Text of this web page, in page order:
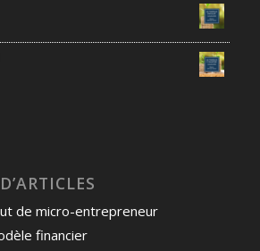
de micro-entrepreneur
financier